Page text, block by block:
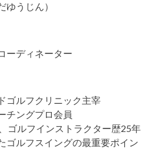
うじん）
ーディネーター
ゴルフクリニック主宰
チングプロ会員
ゴルフインストラクター歴25年
ゴルフスイングの最重要ポイン